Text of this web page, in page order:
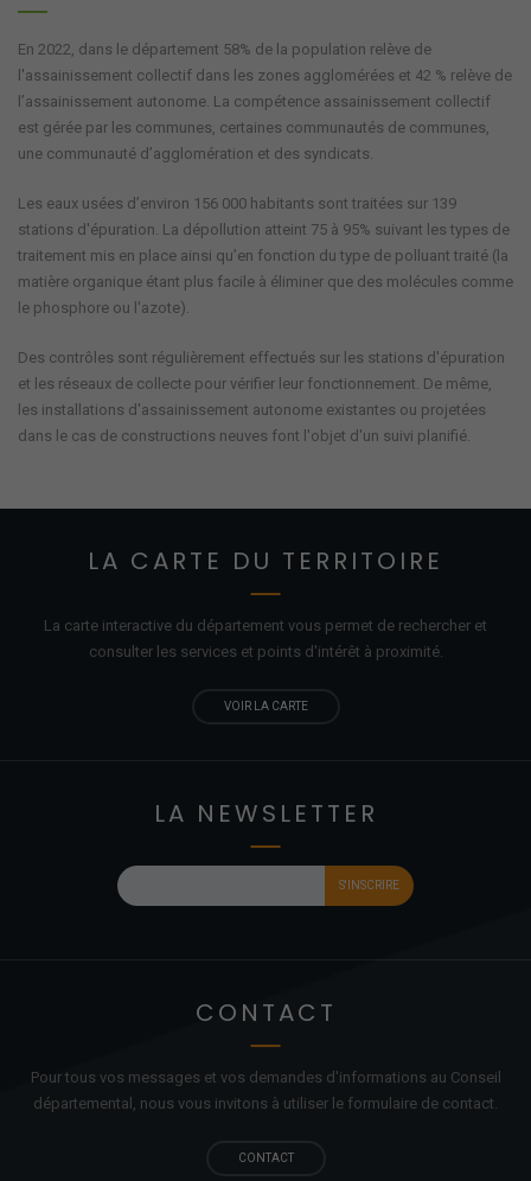
En 2022, dans le département 58% de la population relève de
l'assainissement collectif dans les zones agglomérées et 42 % relève de
l’assainissement autonome. La compétence assainissement collectif
est gérée par les communes, certaines communautés de communes,
une communauté d’agglomération et des syndicats.
Les eaux usées d’environ 156 000 habitants sont traitées sur 139
stations d'épuration. La dépollution atteint 75 à 95% suivant les types de
traitement mis en place ainsi qu’en fonction du type de polluant traité (la
matière organique étant plus facile à éliminer que des molécules comme
le phosphore ou l'azote).
Des contrôles sont régulièrement effectués sur les stations d'épuration
et les réseaux de collecte pour vérifier leur fonctionnement. De même,
les installations d'assainissement autonome existantes ou projetées
dans le cas de constructions neuves font l'objet d'un suivi planifié.
LA CARTE DU TERRITOIRE
La carte interactive du département vous permet de rechercher et
consulter les services et points d'intérêt à proximité.
VOIR LA CARTE
LA NEWSLETTER
CONTACT
Pour tous vos messages et vos demandes d'informations au Conseil
départemental, nous vous invitons à utiliser le formulaire de contact.
CONTACT